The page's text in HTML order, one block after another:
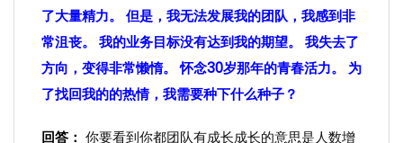
了大量精力。 但是，我无法发展我的团队，我感到非
常沮丧。 我的业务目标没有达到我的期望。 我失去了
方向，变得非常懒惰。 怀念30岁那年的青春活力。 为
了找回我的的热情，我需要种下什么种子？
回答： 你要看到你都团队有成长成长的意思是人数增